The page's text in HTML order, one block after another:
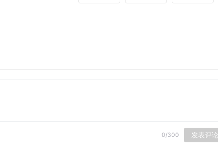
0/300 发表评论